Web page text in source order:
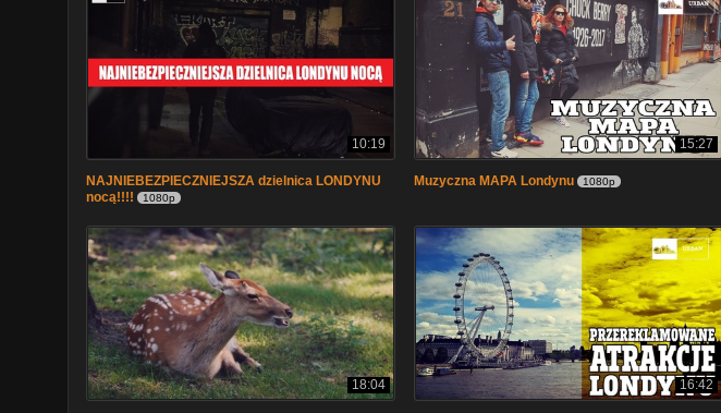
10:19
NAJNIEBEZPIECZNIEJSZA dzielnica LONDYNU
nocą!!!!
1080p
15:27
Muzyczna MAPA Londynu 1080p
18:04 16:42